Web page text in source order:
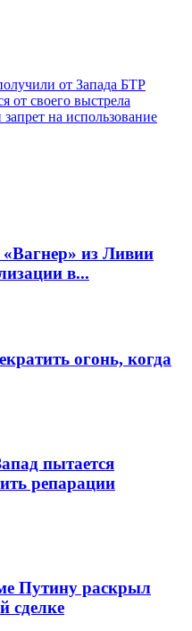
от Запада БТР
от своего выстрела
на использование
из Ливии
в...
огонь, когда
пытается
репарации
Путину раскрыл
сделке